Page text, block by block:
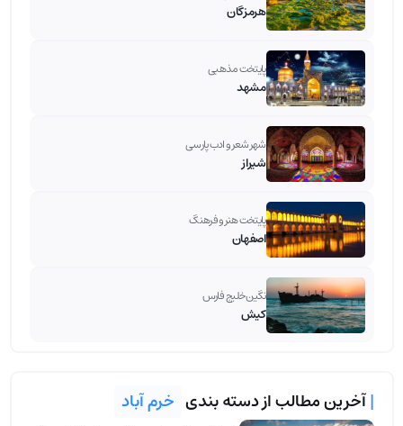
هرمزگان
پایتخت مذهبی
مشهد
شهر شعر و ادب پارسی
شیراز
پایتخت هنر و فرهنگ
اصفهان
نگین خلیج فارس
کیش
|آخرین مطالب از دسته بندی خرم آباد